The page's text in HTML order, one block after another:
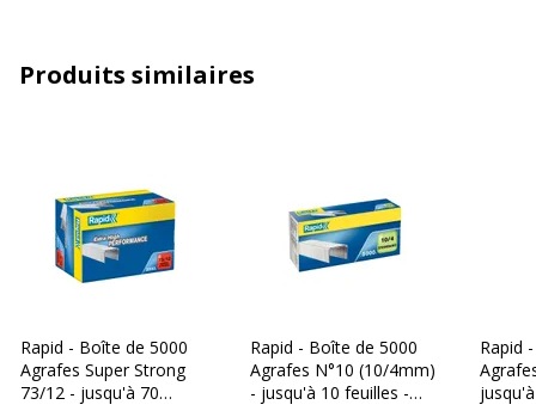
Caractéristiques générales
Type d'emballage
Type de produit
Données d'identification
Données d'identification
Produits similaires
Rapid - Boîte de 5000
Agrafes Super Strong
73/12 - jusqu'à 70
Rapid - Boîte de 5000
Agrafes N°10 (10/4mm)
- jusqu'à 10 feuilles -
Rapid